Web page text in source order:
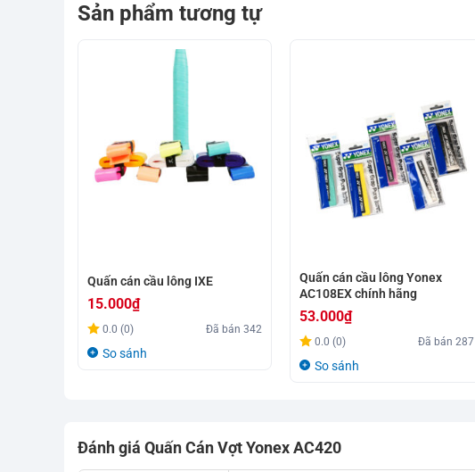
Sản phẩm tương tự
Quấn cán cầu lông IXE
15.000₫
0.0 (0) Đã bán342
So sánh
Quấn cán cầu lông Yonex
AC108EX chính hãng
53.000₫
0.0 (0) Đã bán287
So sánh
Đánh giá Quấn Cán Vợt Yonex AC420